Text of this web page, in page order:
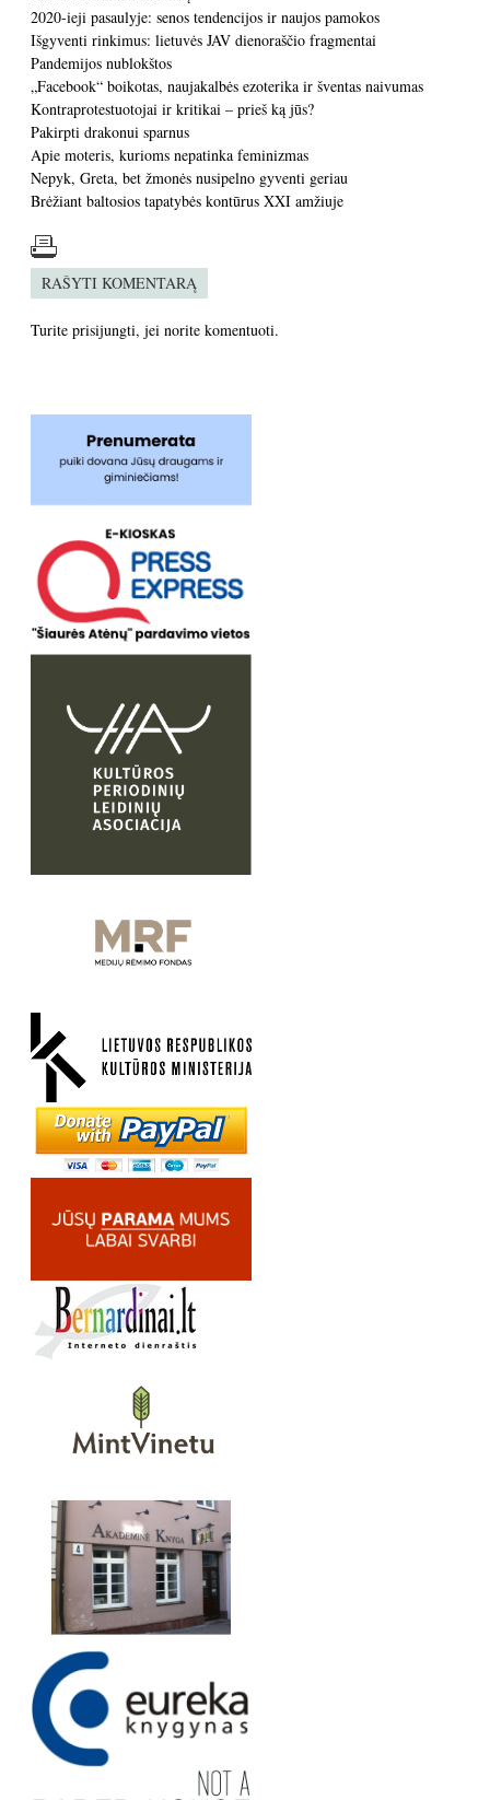
2020-ieji pasaulyje: senos tendencijos ir naujos pamokos
Išgyventi rinkimus: lietuvės JAV dienoraščio fragmentai
Pandemijos nublokštos
„Facebook“ boikotas, naujakalbės ezoterika ir šventas naivumas
Kontraprotestuotojai ir kritikai – prieš ką jūs?
Pakirpti drakonui sparnus
Apie moteris, kurioms nepatinka feminizmas
Nepyk, Greta, bet žmonės nusipelno gyventi geriau
Brėžiant baltosios tapatybės kontūrus XXI amžiuje
RAŠYTI KOMENTARĄ
Turite prisijungti, jei norite komentuoti.